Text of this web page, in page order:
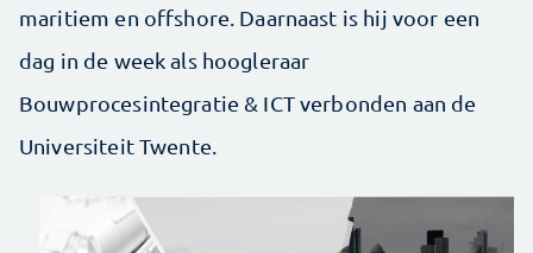
maritiem en offshore. Daarnaast is hij voor een
dag in de week als hoogleraar
Bouwprocesintegratie & ICT verbonden aan de
Universiteit Twente.